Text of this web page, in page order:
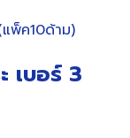
เบอร์ 3